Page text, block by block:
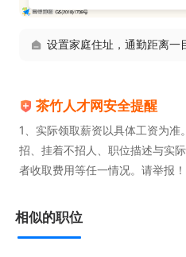
设置家庭住址，通勤距离一
茶竹人才网安全提醒
1、实际领取薪资以具体工资为
招、挂着不招人、职位描述与实
者收取费用等任一情况。请举报！
相似的职位